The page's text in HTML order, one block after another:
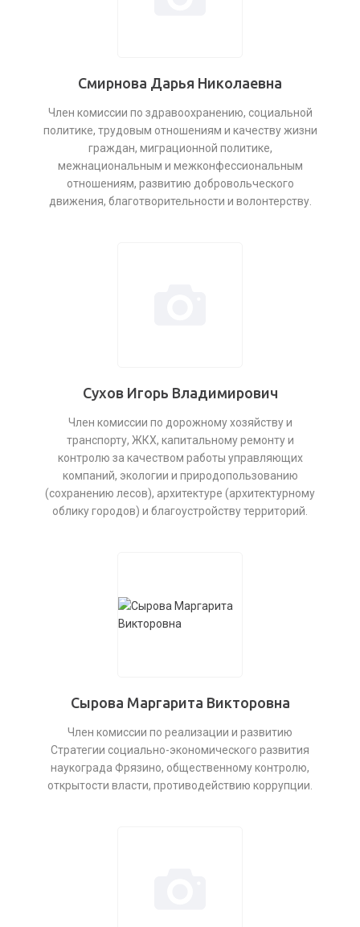
Смирнова Дарья Николаевна
Член комиссии по здравоохранению, социальной
политике, трудовым отношениям и качеству жизни
граждан, миграционной политике,
межнациональным и межконфессиональным
отношениям, развитию добровольческого
движения, благотворительности и волонтерству.
Сухов Игорь Владимирович
Член комиссии по дорожному хозяйству и
транспорту, ЖКХ, капитальному ремонту и
контролю за качеством работы управляющих
компаний, экологии и природопользованию
(сохранению лесов), архитектуре (архитектурному
облику городов) и благоустройству территорий.
Сырова Маргарита Викторовна
Член комиссии по реализации и развитию
Стратегии социально-экономического развития
наукограда Фрязино, общественному контролю,
открытости власти, противодействию коррупции.